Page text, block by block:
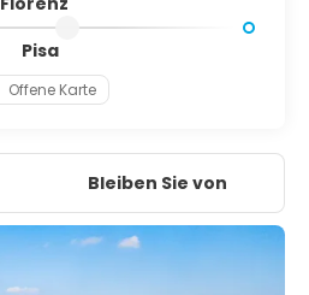
Pisa
Offene Karte
Bleiben Sie von